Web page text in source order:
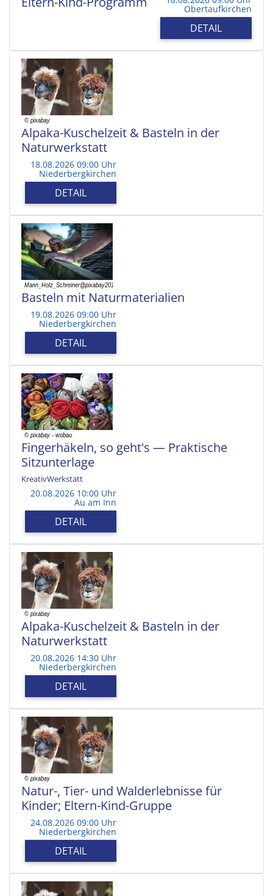
Obertaufkirchen
DETAIL
Alpaka-Kuschelzeit & Basteln in der
Naturwerkstatt
18.08.2026 09:00 Uhr
Niederbergkirchen
DETAIL
Basteln mit Naturmaterialien
19.08.2026 09:00 Uhr
Niederbergkirchen
DETAIL
Fingerhäkeln, so geht's — Praktische
Sitzunterlage
KreativWerkstatt
20.08.2026 10:00 Uhr
Au am Inn
DETAIL
Alpaka-Kuschelzeit & Basteln in der
Naturwerkstatt
20.08.2026 14:30 Uhr
Niederbergkirchen
DETAIL
Natur-, Tier- und Walderlebnisse für
Kinder; Eltern-Kind-Gruppe
24.08.2026 09:00 Uhr
Niederbergkirchen
DETAIL